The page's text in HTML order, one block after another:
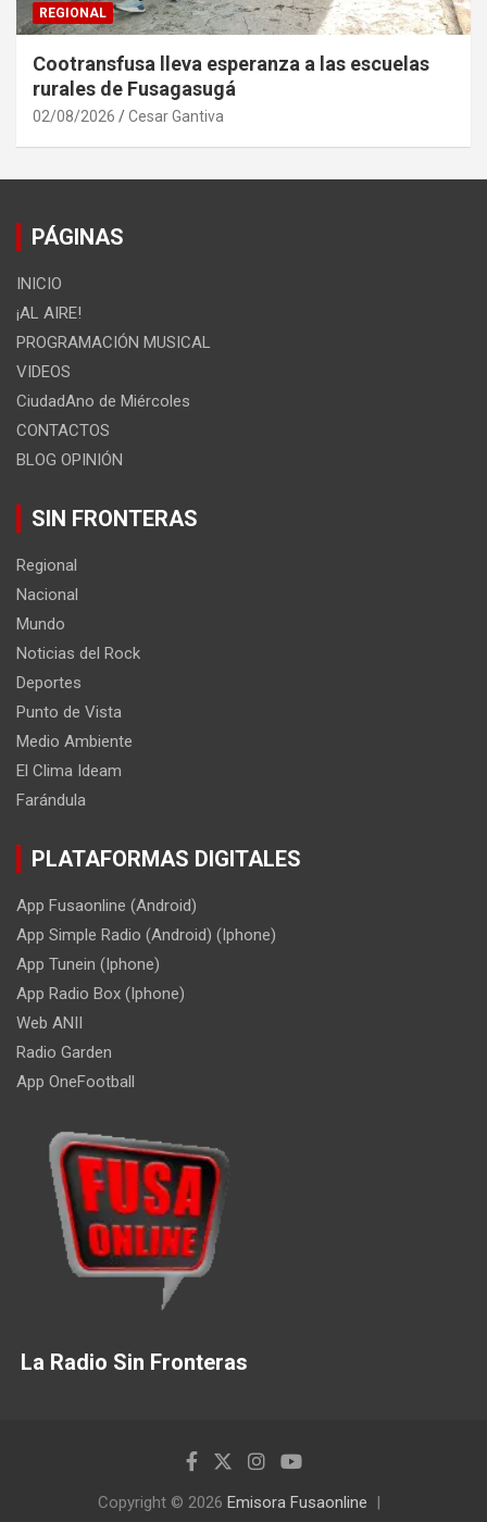
REGIONAL
Cootransfusa lleva esperanza a las escuelas
rurales de Fusagasugá
02/08/2026 Cesar Gantiva
PÁGINAS
INICIO
¡AL AIRE!
PROGRAMACIÓN MUSICAL
VIDEOS
CiudadAno de Miércoles
CONTACTOS
BLOG OPINIÓN
SIN FRONTERAS
Regional
Nacional
Mundo
Noticias del Rock
Deportes
Punto de Vista
Medio Ambiente
El Clima Ideam
Farándula
PLATAFORMAS DIGITALES
App Fusaonline (Android)
App Simple Radio (Android) (Iphone)
App Tunein (Iphone)
App Radio Box (Iphone)
Web ANII
Radio Garden
App OneFootball
La Radio Sin Fronteras
Copyright © 2026 Emisora Fusaonline